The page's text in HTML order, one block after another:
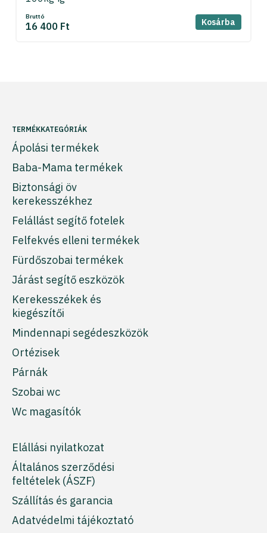
Bruttó
16 400 Ft Kosárba
TERMÉKKATEGÓRIÁK
Ápolási termékek
Baba-Mama termékek
Biztonsági öv
kerekesszékhez
Felállást segítő fotelek
Felfekvés elleni termékek
Fürdőszobai termékek
Járást segítő eszközök
Kerekesszékek és
kiegészítői
Mindennapi segédeszközök
Ortézisek
Párnák
Szobai wc
Wc magasítók
Elállási nyilatkozat
Általános szerződési
feltételek (ÁSZF)
Szállítás és garancia
Adatvédelmi tájékoztató